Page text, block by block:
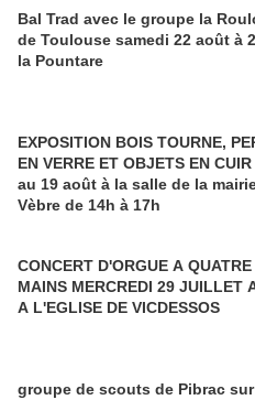
Bal Trad avec le groupe la
de Toulouse samedi 22 août à
la Pountare
EXPOSITION BOIS TOURNE,
EN VERRE ET OBJETS EN
au 19 août à la salle de la
Vèbre de 14h à 17h
CONCERT D'ORGUE A QUATRE
MAINS MERCREDI 29 JUILLET
A L'EGLISE DE VICDESSOS
groupe de scouts de Pibrac